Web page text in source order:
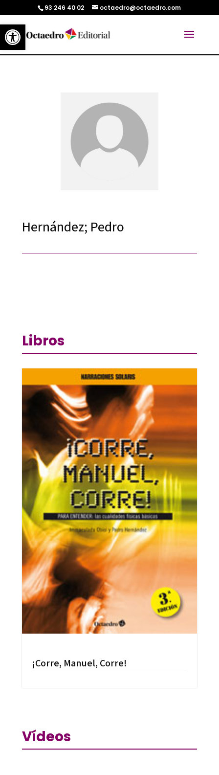
Abrir barra de herramientas
93 246 40 02 octaedro@octaedro.com
Hernández; Pedro
Libros
¡Corre, Manuel, Corre!
Vídeos